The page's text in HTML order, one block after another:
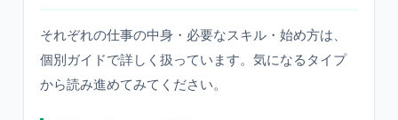
それぞれの仕事の中身・必要なスキル・始め方は、
個別ガイドで詳しく扱っています。気になるタイプ
から読み進めてみてください。